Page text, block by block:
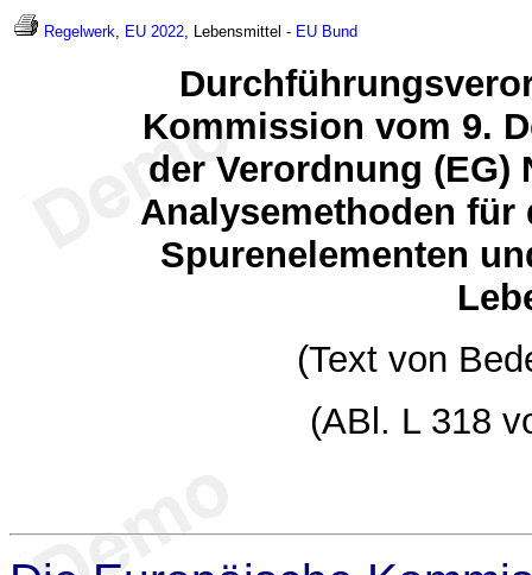
Regelwerk, EU 2022, Lebensmittel - EU Bund
Kommission vom 9.
der Verordnung (EG)
Analysemethoden für
Spurenelementen
(Text von
(ABl. L 318